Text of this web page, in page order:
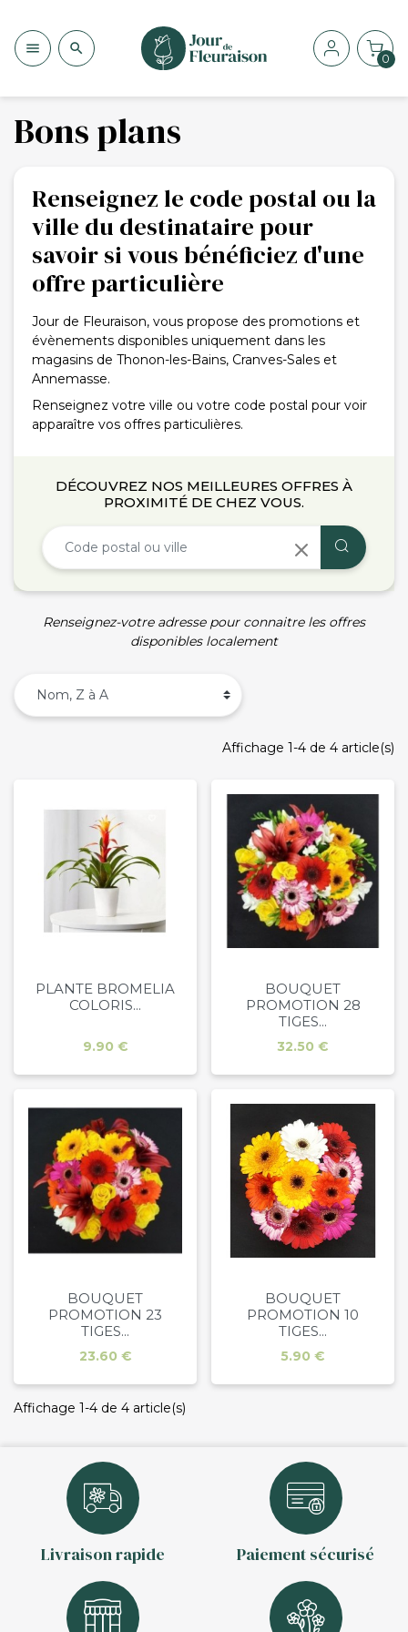
 
0
Bons plans
Renseignez le code postal ou la
ville du destinataire pour
savoir si vous bénéficiez d'une
offre particulière
Jour de Fleuraison, vous propose des promotions et
évènements disponibles uniquement dans les
magasins de Thonon-les-Bains, Cranves-Sales et
Annemasse.
Renseignez votre ville ou votre code postal pour voir
apparaître vos offres particulières.
DÉCOUVREZ NOS MEILLEURES OFFRES À
PROXIMITÉ DE CHEZ VOUS.
Renseignez-votre adresse pour connaitre les offres
disponibles localement
Affichage 1-4 de 4 article(s)
PLANTE BROMELIA
COLORIS...
Prix
9.90 €
BOUQUET
PROMOTION 28
TIGES...
Prix
32.50 €
BOUQUET
PROMOTION 23
TIGES...
Prix
23.60 €
BOUQUET
PROMOTION 10
TIGES...
Prix
5.90 €
Affichage 1-4 de 4 article(s)
Livraison rapide Paiement sécurisé